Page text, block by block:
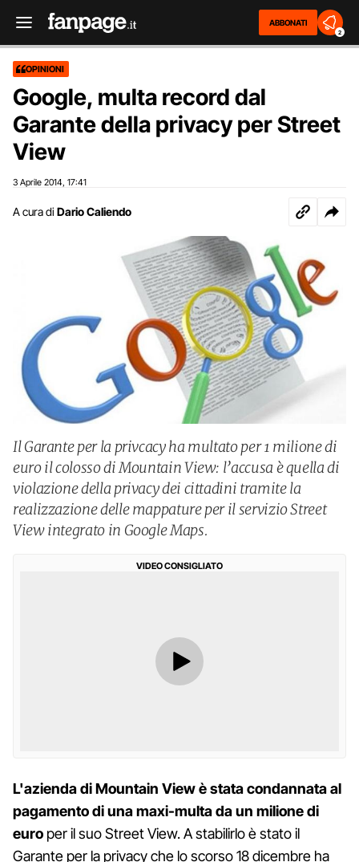
ABBONATI
2
OPINIONI
Google, multa record dal
Garante della privacy per Street
View
3 Aprile 2014 17:41
A cura di Dario Caliendo
Il Garante per la privcacy ha multato per 1 milione di
euro il colosso di Mountain View: l’accusa è quella di
violazione della privacy dei cittadini tramite la
realizzazione delle mappature per il servizio Street
View integrato in Google Maps.
VIDEO CONSIGLIATO
L'azienda di Mountain View è stata condannata al
pagamento di una maxi-multa da un milione di
euro per il suo Street View. A stabilirlo è stato il
Garante per la privacy che lo scorso 18 dicembre ha